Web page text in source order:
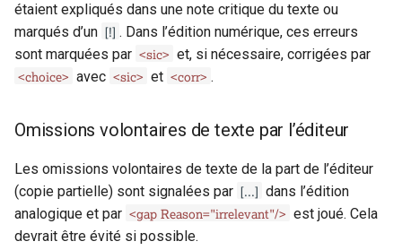
fileDesc
foliation
gap
graphic
étaient expliqués dans une note critique du texte ou
marqués d’un [!] . Dans l’édition numérique, ces erreurs
sont marquées par <sic> et, si nécessaire, corrigées par
<choice> avec <sic> et <corr> .
Omissions volontaires de texte par l’éditeur
Les omissions volontaires de texte de la part de l’éditeur
(copie partielle) sont signalées par [...] dans l’édition
analogique et par <gap Reason="irrelevant"/> est joué. Cela
devrait être évité si possible.